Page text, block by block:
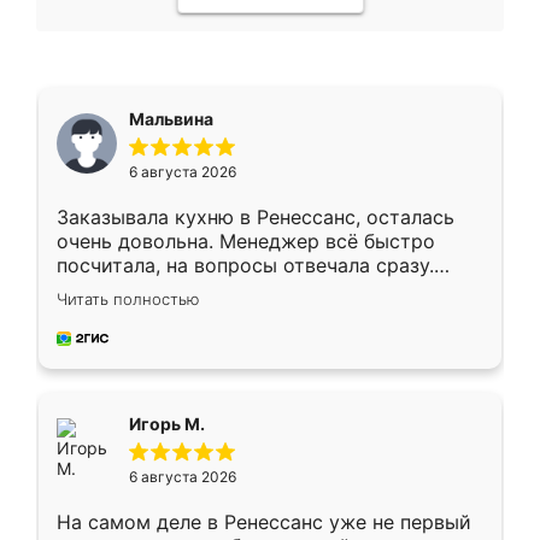
Мальвина
6 августа 2026
Заказывала кухню в Ренессанс, осталась
очень довольна. Менеджер всё быстро
посчитала, на вопросы отвечала сразу.
Замерщик приехал в субботу, подошёл к
делу со всей ответственностью. Собрали
за день, ребята работали аккуратно, даже
Читать полностью
Игорь М.
6 августа 2026
На самом деле в Ренессанс уже не первый